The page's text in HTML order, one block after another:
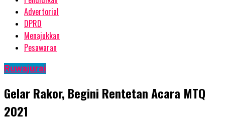
Advertorial
DPRD
Menajukkan
Pesawaran
Ruwajurai
Gelar Rakor, Begini Rentetan Acara MTQ
2021